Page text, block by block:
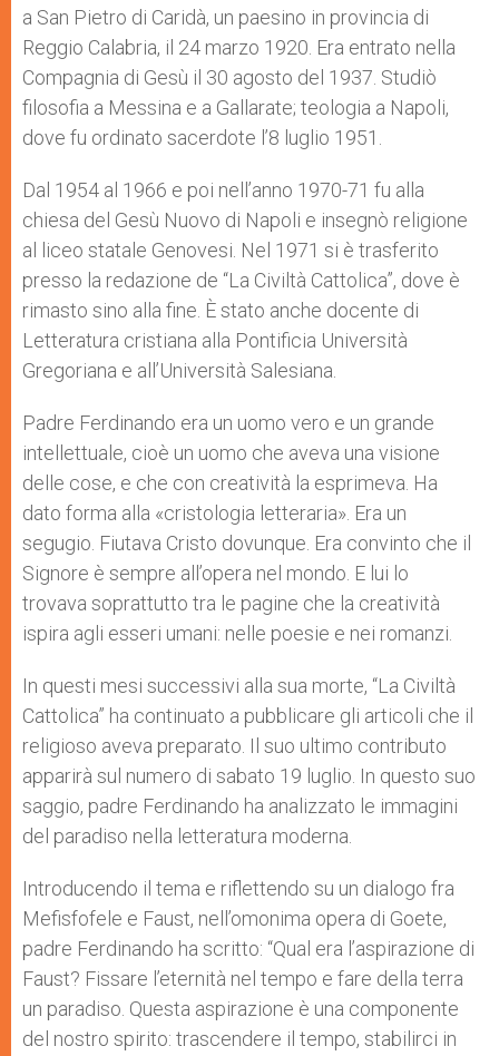
a San Pietro di Caridà, un paesino in provincia di
Reggio Calabria, il 24 marzo 1920. Era entrato nella
Compagnia di Gesù il 30 agosto del 1937. Studiò
filosofia a Messina e a Gallarate; teologia a Napoli,
dove fu ordinato sacerdote l’8 luglio 1951.
Dal 1954 al 1966 e poi nell’anno 1970-71 fu alla
chiesa del Gesù Nuovo di Napoli e insegnò religione
al liceo statale Genovesi. Nel 1971 si è trasferito
presso la redazione de “La Civiltà Cattolica”, dove è
rimasto sino alla fine. È stato anche docente di
Letteratura cristiana alla Pontificia Università
Gregoriana e all’Università Salesiana.
Padre Ferdinando era un uomo vero e un grande
intellettuale, cioè un uomo che aveva una visione
delle cose, e che con creatività la esprimeva. Ha
dato forma alla «cristologia letteraria». Era un
segugio. Fiutava Cristo dovunque. Era convinto che il
Signore è sempre all’opera nel mondo. E lui lo
trovava soprattutto tra le pagine che la creatività
ispira agli esseri umani: nelle poesie e nei romanzi.
In questi mesi successivi alla sua morte, “La Civiltà
Cattolica” ha continuato a pubblicare gli articoli che il
religioso aveva preparato. Il suo ultimo contributo
apparirà sul numero di sabato 19 luglio. In questo suo
saggio, padre Ferdinando ha analizzato le immagini
del paradiso nella letteratura moderna.
Introducendo il tema e riflettendo su un dialogo fra
Mefisfofele e Faust, nell’omonima opera di Goete,
padre Ferdinando ha scritto: “Qual era l’aspirazione di
Faust? Fissare l’eternità nel tempo e fare della terra
un paradiso. Questa aspirazione è una componente
del nostro spirito: trascendere il tempo, stabilirci in